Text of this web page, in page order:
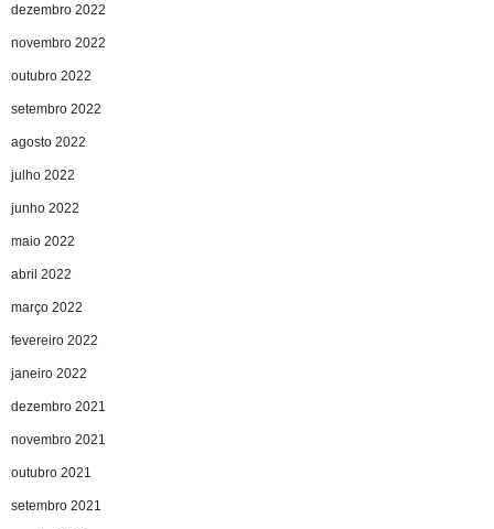
dezembro 2022
novembro 2022
outubro 2022
setembro 2022
agosto 2022
julho 2022
junho 2022
maio 2022
abril 2022
março 2022
fevereiro 2022
janeiro 2022
dezembro 2021
novembro 2021
outubro 2021
setembro 2021